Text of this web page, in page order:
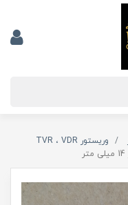
وریستور TVR ، VDR